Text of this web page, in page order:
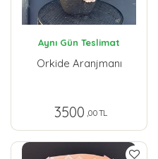
Aynı Gün Teslimat
Orkide Aranjmanı
3500 ,00 TL